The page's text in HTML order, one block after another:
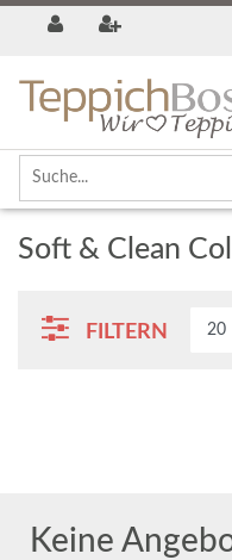
Soft & Clean
FILTERN
Keine